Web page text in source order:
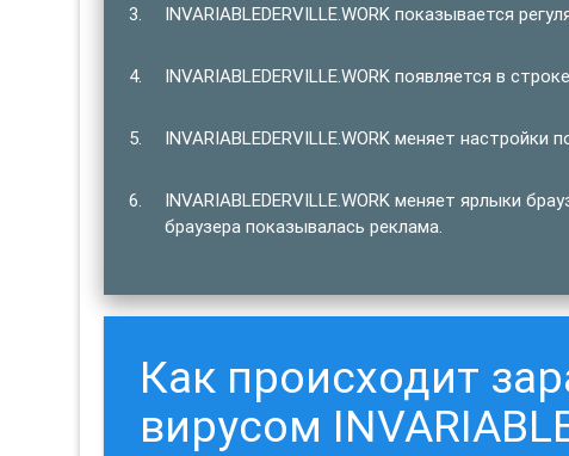
INVARIABLEDERVILLE.WORK показывается
INVARIABLEDERVILLE.WORK появляется в
INVARIABLEDERVILLE.WORK меняет настройки
INVARIABLEDERVILLE.WORK меняет ярлыки
браузера показывалась реклама.
Как происходит
вирусом